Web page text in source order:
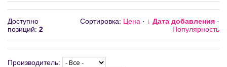
Доступно
позиций: 2
Сортировка: Цена · ↓ Дата добавления ·
Популярность
Производитель: